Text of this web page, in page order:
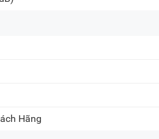
Hãng